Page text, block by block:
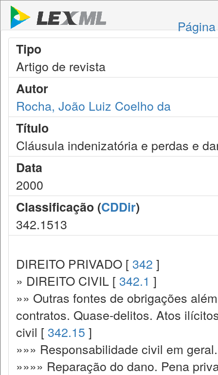
Tipo
Artigo de revista
Autor
Rocha, João Luiz Coelho da
Título
Cláusula indenizatória e perdas e
Data
2000
Classificação (CDDir)
342.1513
DIREITO PRIVADO [ 342 ]
» DIREITO CIVIL [ 342.1 ]
»» Outras fontes de obrigações
contratos. Quase-delitos. Atos
civil [ 342.15 ]
»»» Responsabilidade civil em
»»»» Reparação do dano. Pena